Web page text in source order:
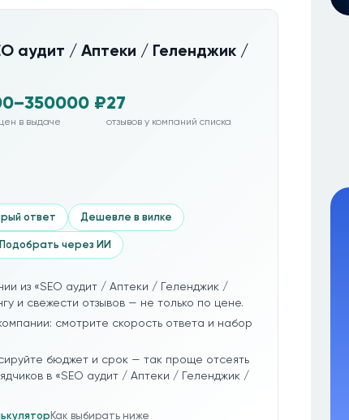
аудит / Аптеки / Геленджик /
₽
в выдаче
27
отзывов у компаний списка
ответ Дешевле в вилке
Подобрать через ИИ
из «SEO аудит / Аптеки / Геленджик /
и свежести отзывов — не только по цене.
смотрите скорость ответа и набор
бюджет и срок — так проще отсеять
в «SEO аудит / Аптеки / Геленджик /
Как выбирать ниже